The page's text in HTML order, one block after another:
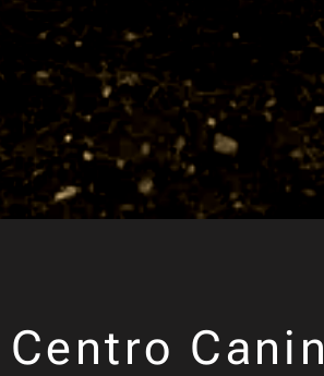
Centro